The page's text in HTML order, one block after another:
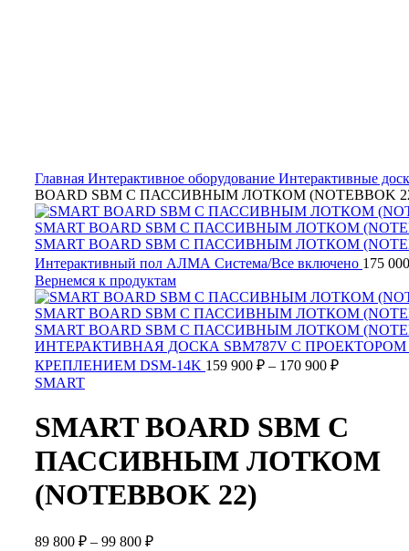
Главная Интерактивное оборудование Интерактивные
BOARD SBM С ПАССИВНЫМ ЛОТКОМ (NOTEBBOK
Интерактивный пол АЛМА Система/Все включено 175
Вернемся к продуктам
ИНТЕРАКТИВНАЯ ДОСКА SBM787V С ПРОЕКТОРОМ
КРЕПЛЕНИЕМ DSM-14K 159 900 ₽ – 170 900 ₽
SMART
SMART BOARD SBM С
ПАССИВНЫМ ЛОТКОМ
(NOTEBBOK 22)
89 800 ₽ – 99 800 ₽